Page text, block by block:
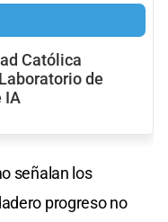
Católica
de
IA
señalan los
progreso no